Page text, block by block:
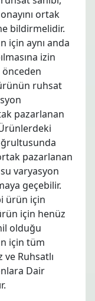
ortak
bildirmelidir.
için aynı anda
izin
ruhsat
pazarlanan
pazarlanan
varyasyon
geçebilir.
ürün için
için henüz
olduğu
için tüm
ve Ruhsatlı
Dair